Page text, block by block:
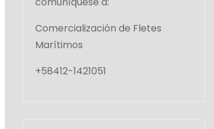
Comercialización de Fletes
Marítimos
+58412-1421051